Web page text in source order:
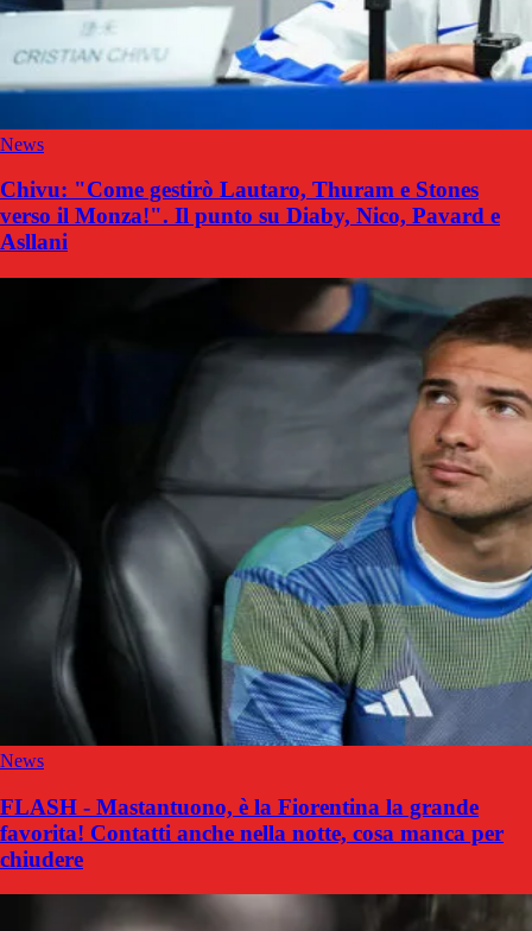
News
Chivu: "Come gestirò Lautaro, Thuram e Stones
verso il Monza!". Il punto su Diaby, Nico, Pavard e
Asllani
News
FLASH - Mastantuono, è la Fiorentina la grande
favorita! Contatti anche nella notte, cosa manca per
chiudere